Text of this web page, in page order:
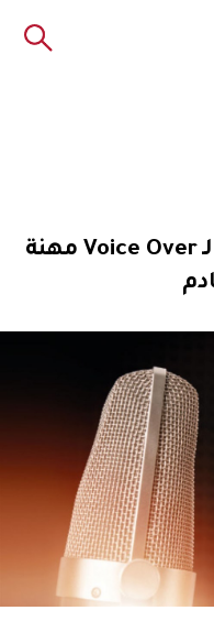
نجومه يكشفون أسراره الـ Voice Over مهنة